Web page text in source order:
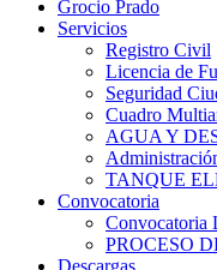
Grocio Prado
Servicios
Registro Civil
Licencia de
Seguridad
Cuadro
AGUA Y
TANQUE
Convocatoria
Convocatoria
PROCESO
Descargas